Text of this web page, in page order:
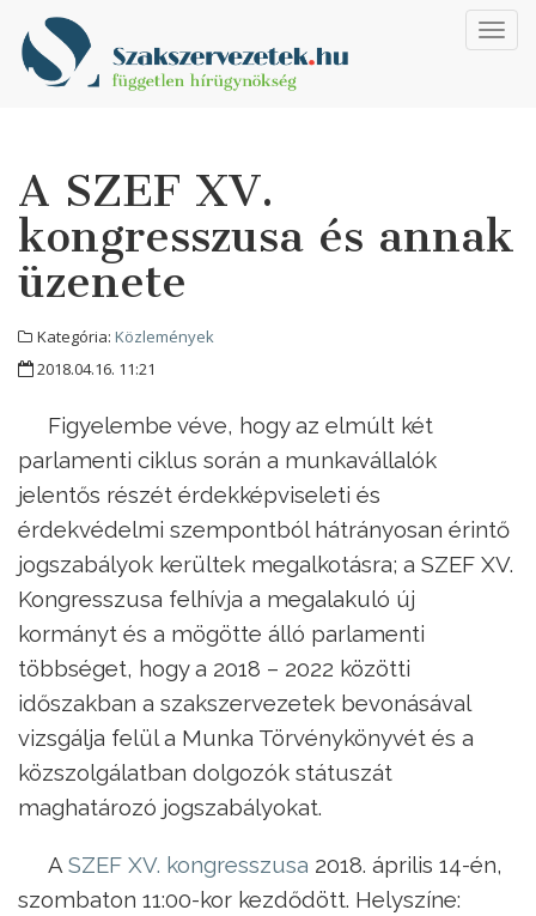
A SZEF XV.
kongresszusa és annak
üzenete
Kategória: Közlemények
2018.04.16. 11:21
Figyelembe véve, hogy az elmúlt két
parlamenti ciklus során a munkavállalók
jelentős részét érdekképviseleti és
érdekvédelmi szempontból hátrányosan érintő
jogszabályok kerültek megalkotásra; a SZEF XV.
Kongresszusa felhívja a megalakuló új
kormányt és a mögötte álló parlamenti
többséget, hogy a 2018 – 2022 közötti
időszakban a szakszervezetek bevonásával
vizsgálja felül a Munka Törvénykönyvét és a
közszolgálatban dolgozók státuszát
maghatározó jogszabályokat.
A SZEF XV. kongresszusa 2018. április 14-én,
szombaton 11:00-kor kezdődött. Helyszíne: